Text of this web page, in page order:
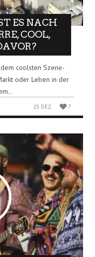
ES NACH
COOL,
coolsten Szene-
oder Leben in der
25 DEZ. 7